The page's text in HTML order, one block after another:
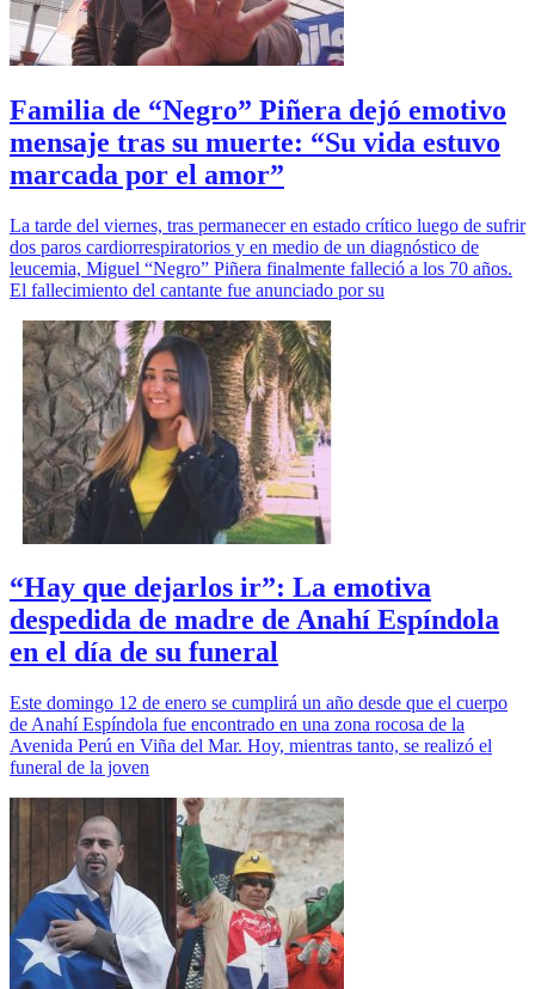
Familia de “Negro” Piñera dejó emotivo
mensaje tras su muerte: “Su vida estuvo
marcada por el amor”
La tarde del viernes, tras permanecer en estado crítico luego de sufrir
dos paros cardiorrespiratorios y en medio de un diagnóstico de
leucemia, Miguel “Negro” Piñera finalmente falleció a los 70 años.
El fallecimiento del cantante fue anunciado por su
“Hay que dejarlos ir”: La emotiva
despedida de madre de Anahí Espíndola
en el día de su funeral
Este domingo 12 de enero se cumplirá un año desde que el cuerpo
de Anahí Espíndola fue encontrado en una zona rocosa de la
Avenida Perú en Viña del Mar. Hoy, mientras tanto, se realizó el
funeral de la joven